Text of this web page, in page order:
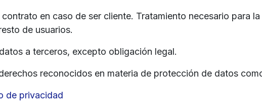
en caso de ser cliente. Tratamiento necesario para
de usuarios.
a terceros, excepto obligación legal.
reconocidos en materia de protección de datos
de privacidad